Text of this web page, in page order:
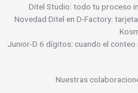
Ditel Studio: todo tu proceso
Novedad Ditel en D-Factory:
Junior-D 6 dígitos: cuando el
Nuestras